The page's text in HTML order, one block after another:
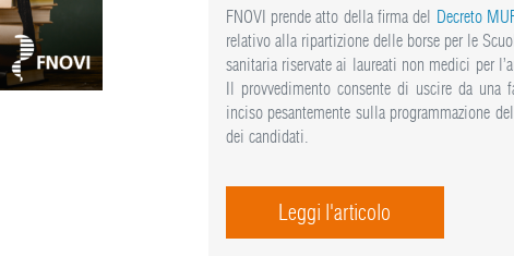
FNOVI prende atto della firma del Decreto
relativo alla ripartizione delle borse per le
sanitaria riservate ai laureati non medici per
Il provvedimento consente di uscire da una
inciso pesantemente sulla programmazione
dei candidati.
Leggi l'articolo